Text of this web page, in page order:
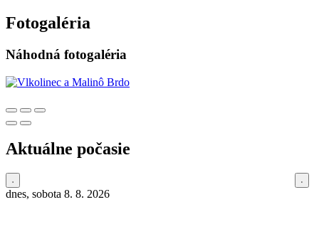
Fotogaléria
Náhodná fotogaléria
Aktuálne počasie
dnes, sobota 8. 8. 2026